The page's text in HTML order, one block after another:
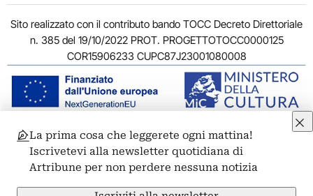
Sito realizzato con il contributo bando TOCC Decreto Direttoriale
n. 385 del 19/10/2022 PROT. PROGETTOTOCC0000125
COR15906233 CUPC87J23001080008
© 2011-2026 ARTRIBUNE srl – Corso Vittorio Emanuele II, 287 –
00186 Roma - P.I. 11381581005
Privacy: Responsabile della protezione dei dati personali
ARTRIBUNE srl – Corso Vittorio Emanuele II, 287 – 00186 Roma
La prima cosa che leggerete ogni mattina!
Iscrivetevi alla newsletter quotidiana di
Artribune per non perdere nessuna notizia